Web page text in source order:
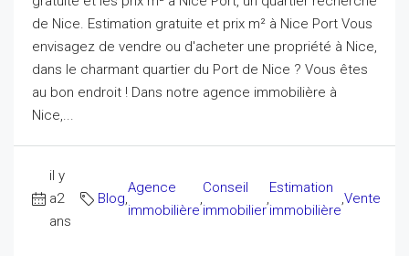
de Nice. Estimation gratuite et prix m² à Nice Port Vous
envisagez de vendre ou d'acheter une propriété à Nice,
dans le charmant quartier du Port de Nice ? Vous êtes
au bon endroit ! Dans notre agence immobilière à
Nice,...
il y
a2
ans
Blog,
Agence
immobilière
,
Conseil
immobilier
,
Estimation
immobilière
,Vente